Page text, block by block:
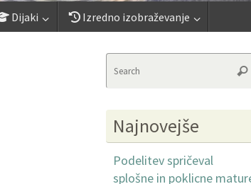
Dijaki Izredno izobraževanje
Najnovejše
Podelitev spričeval
splošne in poklicne